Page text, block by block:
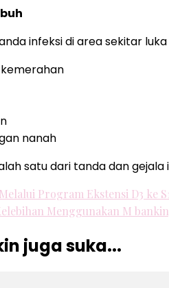
infeksi di area sekitar
nanah
satu dari tanda dan
Melalui Program Ekstensi D3 ke
Menggunakan M
juga suka...